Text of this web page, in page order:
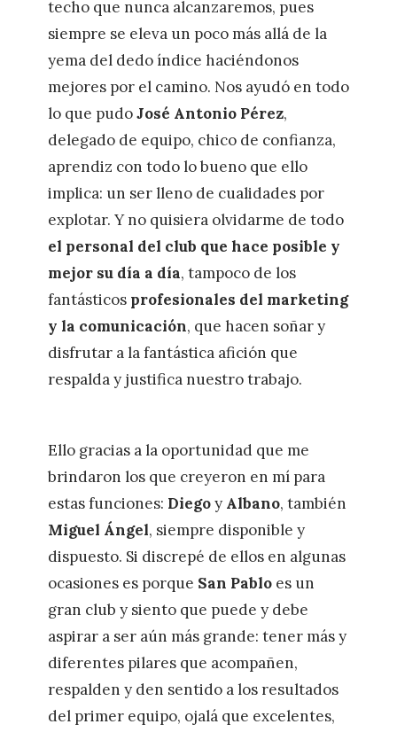
techo que nunca alcanzaremos, pues
siempre se eleva un poco más allá de la
yema del dedo índice haciéndonos
mejores por el camino. Nos ayudó en todo
lo que pudoJosé Antonio Pérez,
delegado de equipo, chico de confianza,
aprendiz con todo lo bueno que ello
implica: un ser lleno de cualidades por
explotar. Y no quisiera olvidarme de todo
el personal del club que hace posible y
mejor su día a día, tampoco de los
fantásticos profesionales del marketing
y la comunicación, que hacen soñar y
disfrutar a la fantástica afición que
respalda y justifica nuestro trabajo.
Ello gracias a la oportunidad que me
brindaron los que creyeron en mí para
estas funciones: Diegoy Albano, también
Miguel Ángel, siempre disponible y
dispuesto. Si discrepé de ellos en algunas
ocasiones es porque San Pablo es un
gran club y siento que puede y debe
aspirar a ser aún más grande: tener más y
diferentes pilares que acompañen,
respalden y den sentido a los resultados
del primer equipo, ojalá que excelentes,